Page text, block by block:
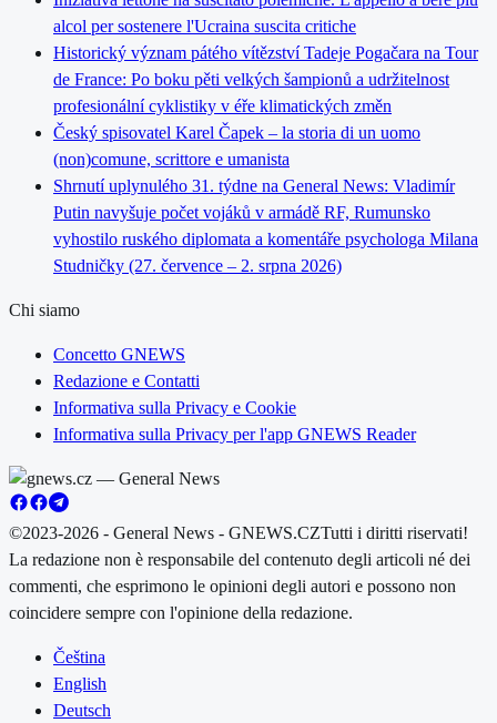
alcol per sostenere l'Ucraina suscita critiche
Historický význam pátého vítězství Tadeje Pogačara na Tour
de France: Po boku pěti velkých šampionů a udržitelnost
profesionální cyklistiky v éře klimatických změn
Český spisovatel Karel Čapek – la storia di un uomo
(non)comune, scrittore e umanista
Shrnutí uplynulého 31. týdne na General News: Vladimír
Putin navyšuje počet vojáků v armádě RF, Rumunsko
vyhostilo ruského diplomata a komentáře psychologa Milana
Studničky (27. července – 2. srpna 2026)
Chi siamo
Concetto GNEWS
Redazione e Contatti
Informativa sulla Privacy e Cookie
Informativa sulla Privacy per l'app GNEWS Reader
©2023-2026 - General News - GNEWS.CZTutti i diritti riservati!
La redazione non è responsabile del contenuto degli articoli né dei
commenti, che esprimono le opinioni degli autori e possono non
coincidere sempre con l'opinione della redazione.
Čeština
English
Deutsch